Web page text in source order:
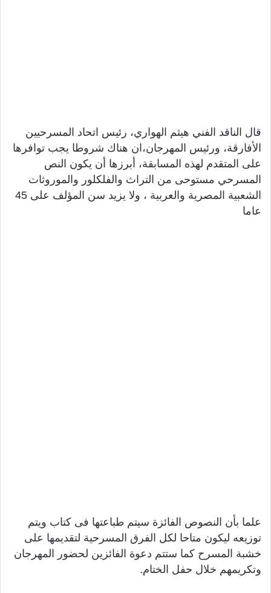
قال الناقد الفني هيثم الهواري، رئيس اتحاد المسرحيين
الأفارقة، ورئيس المهرجان،ان هناك شروطا يجب توافرها
على المتقدم لهذه المسابقة، أبرزها أن يكون النص
المسرحي مستوحى من التراث والفلكلور والموروثات
الشعبية المصرية والعربية ، ولا يزيد سن المؤلف على 45
عاما
علما بأن النصوص الفائزة سيتم طباعتها فى كتاب ويتم
توزيعه ليكون متاحا لكل الفرق المسرحية لتقديمها على
خشبة المسرح كما ستتم دعوة الفائزين لحضور المهرجان
وتكريمهم خلال حفل الختام.